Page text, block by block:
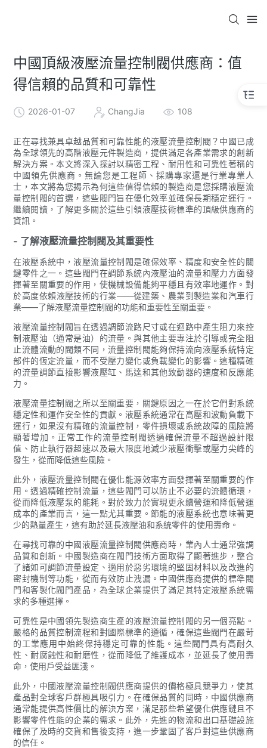
中國頂級液壓流量控制閥供應商：值
得信賴的品質和可靠性
2026-01-07 ChangJia 108
正在尋找兼具卓越品質和可靠性能的液壓流量控制閥？中國已成
為全球領先的高階液壓元件製造商，提供滿足各產業需求的創新
解決方案。本文將深入探討以精密工程、耐用性和可靠性著稱的
中國領先供應商。無論您是工程師、採購專家還是行業專業人
士，本文將為您揭示為何這些值得信賴的製造商是您採購液壓流
量控制閥的首選，這些閥門旨在優化效率並確保長期穩定運行。
繼續閱讀，了解更多關於這些引領液壓技術標準的頂級供應商的
資訊。
- 了解液壓流量控制閥及其重要性
在液壓系統中，液壓流量控制閥是確保效率、精度和安全性的關
鍵零件之一。這些閥門在調節系統內液壓油的流量和壓力方面發
揮著至關重要的作用，使機械設備能夠平穩且有效率地運作。對
於高度依賴液壓技術的行業——從建築、農業到製造業和汽車行
業——了解液壓流量控制閥的功能和重要性至關重要。
液壓流量控制閥旨在透過調節流路尺寸或在迴路中產生阻力來控
制液壓油（通常是油）的流量。與其他主要專注於引導或完全阻
止流體流動的閥類不同，流量控制閥能夠保持流向液壓系統特定
部件的恆定流量，而不受壓力變化或負載變化的影響。這種精確
的流量調節直接影響液壓缸、馬達和其他致動器的速度和反應能
力。
液壓流量控制閥之所以至關重要，關鍵原因之一在於它們對系統
穩定性和運作安全性的貢獻。液壓系統通常在高壓和波動負載下
運行，如果沒有精確的流量控制，零件損壞或系統故障的風險將
顯著增加。正常工作的流量控制閥透過確保流量不超過設計限
值、防止執行器超速以及最大限度地減少液壓衝擊或壓力尖峰的
發生，從而降低這些風險。
此外，液壓流量控制閥在優化能源效率方面發揮著至關重要的作
用。透過精確控制流量，這些閥門可以防止不必要的流體循環，
從而降低液壓泵的能耗。對於致力於實現更永續營運和降低營運
成本的產業而言，這一點尤其重要。節能的液壓系統也意味著更
少的熱量產生，這有助於延長液壓油和系統零件的使用壽命。
在尋找可靠的中國液壓流量控制閥供應商時，業內人士通常強調
品質和創新。中國製造商在閥門技術方面取得了顯著進步，整合
了諸如可調節流量設定、適用於惡劣環境的堅固材料以及改進的
密封機制等功能，從而有效防止洩漏。中國供應商提供的標準閥
門和客製化閥門產品，為全球企業提供了滿足其特定液壓系統需
求的多種選擇。
可靠性是中國領先製造商生產的液壓流量控制閥的另一個亮點。
嚴格的品質控制流程和對國際標準的遵循，確保這些閥門在嚴苛
的工業應用中始終保持穩定可靠的性能。這些閥門具有高耐久
性、耐腐蝕性和耐磨性，從而降低了維護成本，並延長了使用壽
命，使用戶受益匪淺。
此外，中國液壓流量控制閥供應商提供的價格極具競爭力，使其
產品對全球客戶群極具吸引力。在確保品質的同時，中國供應商
通常能提供高性價比的解決方案，滿足那些希望優化供應鏈且不
影響零件性能的企業的需求。此外，先進的物流和出口基礎設施
確保了及時的交貨和售後支持，進一步鞏固了客戶對這些供應商
的信任。